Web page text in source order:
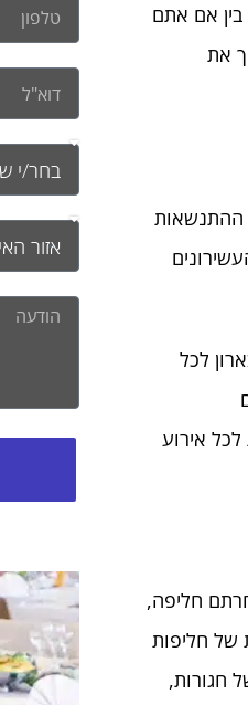
בין אם אתם
את
ההתנשאות
לכל
אירוע
חליפה,
של חליפות
חגורות,